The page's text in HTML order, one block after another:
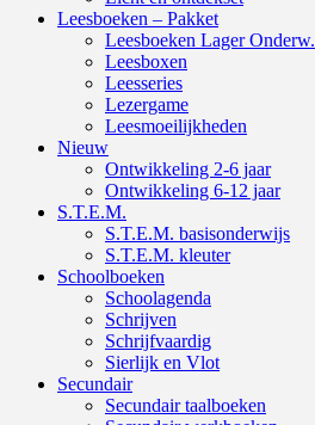
Leesboeken – Pakket
Leesboeken Lager Onderw.
Leesboxen
Leesseries
Lezergame
Leesmoeilijkheden
Nieuw
Ontwikkeling 2-6 jaar
Ontwikkeling 6-12 jaar
S.T.E.M.
S.T.E.M. basisonderwijs
S.T.E.M. kleuter
Schoolboeken
Schoolagenda
Schrijven
Schrijfvaardig
Sierlijk en Vlot
Secundair
Secundair taalboeken